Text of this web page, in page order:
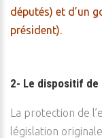
députés) et d’un
président).
2- Le dispositif de
La protection de
législation